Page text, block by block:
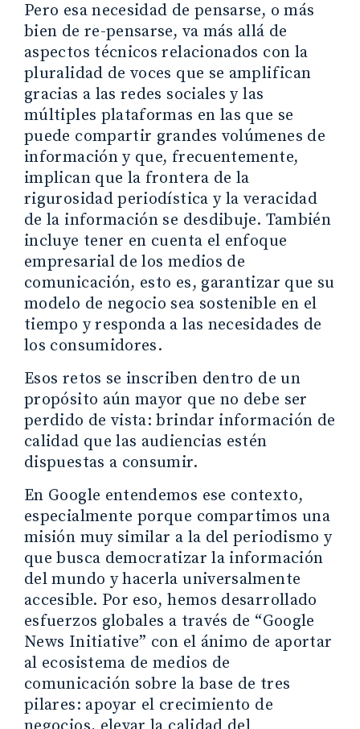
Pero esa necesidad de pensarse, o más
bien de re-pensarse, va más allá de
aspectos técnicos relacionados con la
pluralidad de voces que se amplifican
gracias a las redes sociales y las
múltiples plataformas en las que se
puede compartir grandes volúmenes de
información y que, frecuentemente,
implican que la frontera de la
rigurosidad periodística y la veracidad
de la información se desdibuje. También
incluye tener en cuenta el enfoque
empresarial de los medios de
comunicación, esto es, garantizar que su
modelo de negocio sea sostenible en el
tiempo y responda a las necesidades de
los consumidores.
Esos retos se inscriben dentro de un
propósito aún mayor que no debe ser
perdido de vista: brindar información de
calidad que las audiencias estén
dispuestas a consumir.
En Google entendemos ese contexto,
especialmente porque compartimos una
misión muy similar a la del periodismo y
que busca democratizar la información
del mundo y hacerla universalmente
accesible. Por eso, hemos desarrollado
esfuerzos globales a través de “Google
News Initiative” con el ánimo de aportar
al ecosistema de medios de
comunicación sobre la base de tres
pilares: apoyar el crecimiento de